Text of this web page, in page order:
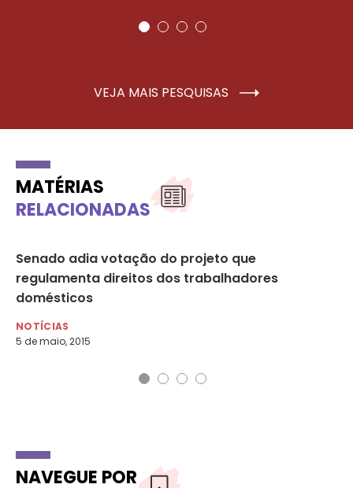
VEJA MAIS PESQUISAS
MATÉRIAS
RELACIONADAS
Senado adia votação do projeto que
regulamenta direitos dos trabalhadores
domésticos
NOTÍCIAS
5 de maio, 2015
NAVEGUE POR